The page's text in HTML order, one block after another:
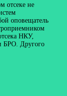
отсеке не
оповещатель
НКУ,
БРО. Другого